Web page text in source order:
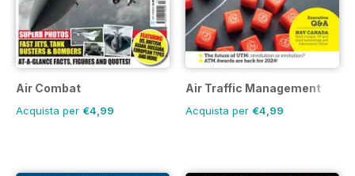
Air Combat
Acquista per €4,99
Air Traffic Management
Acquista per €4,99